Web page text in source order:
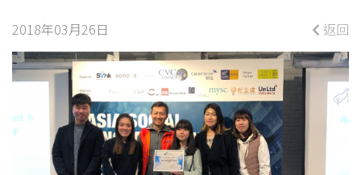
生
于
「亚
洲
2018年03月26日 返回